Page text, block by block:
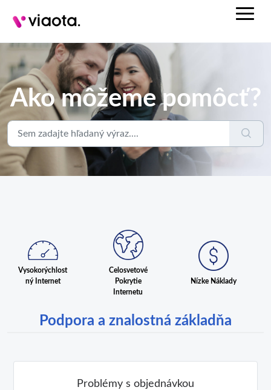
Ako môžeme pomôcť?
Vysokorýchlost
ný Internet
Celosvetové
Pokrytie
Internetu
Nízke Náklady
Podpora a znalostná základňa
Problémy s objednávkou